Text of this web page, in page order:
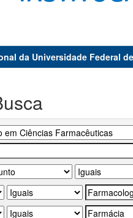
da Universidade Federal